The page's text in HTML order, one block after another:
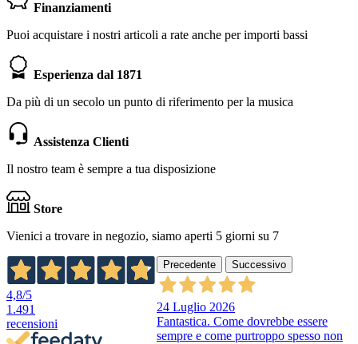
Finanziamenti
Puoi acquistare i nostri articoli a rate anche per importi bassi
Esperienza dal 1871
Da più di un secolo un punto di riferimento per la musica
Assistenza Clienti
Il nostro team è sempre a tua disposizione
Store
Vienici a trovare in negozio, siamo aperti 5 giorni su 7
4,8/5
1.491
recensioni
Precedente Successivo
24 Luglio 2026
Fantastica. Come dovrebbe essere
sempre e come purtroppo spesso non